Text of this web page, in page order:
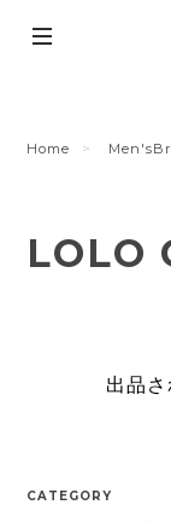
Home
LOLO
出品さ
CATEGORY